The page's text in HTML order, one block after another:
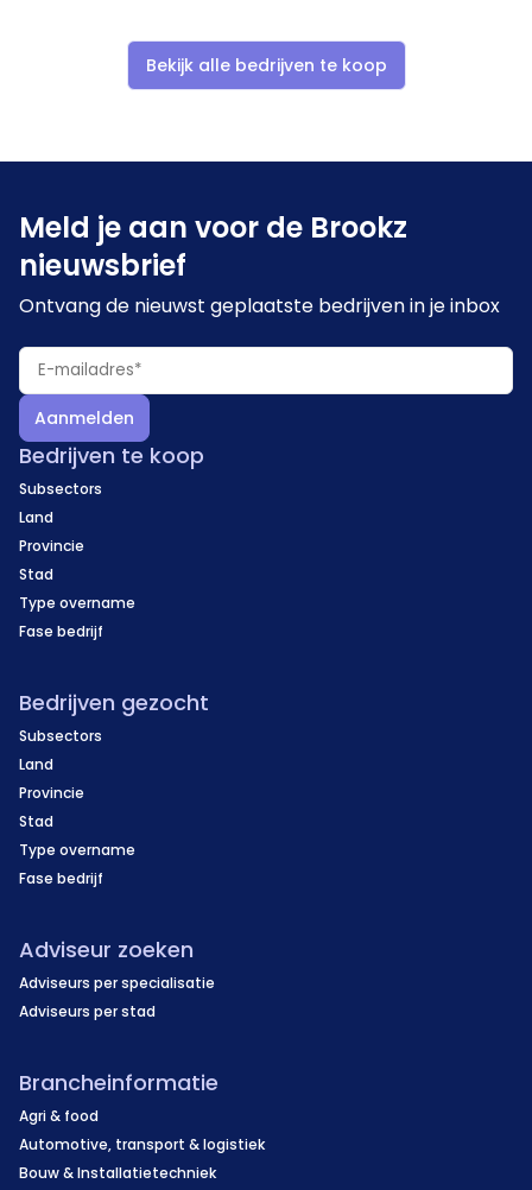
Bekijk alle bedrijven te koop
Meld je aan voor de Brookz
nieuwsbrief
Ontvang de nieuwst geplaatste bedrijven in je inbox
Aanmelden
Bedrijven te koop
Subsectors
Land
Provincie
Stad
Type overname
Fase bedrijf
Bedrijven gezocht
Subsectors
Land
Provincie
Stad
Type overname
Fase bedrijf
Adviseur zoeken
Adviseurs per specialisatie
Adviseurs per stad
Brancheinformatie
Agri & food
Automotive, transport & logistiek
Bouw & Installatietechniek